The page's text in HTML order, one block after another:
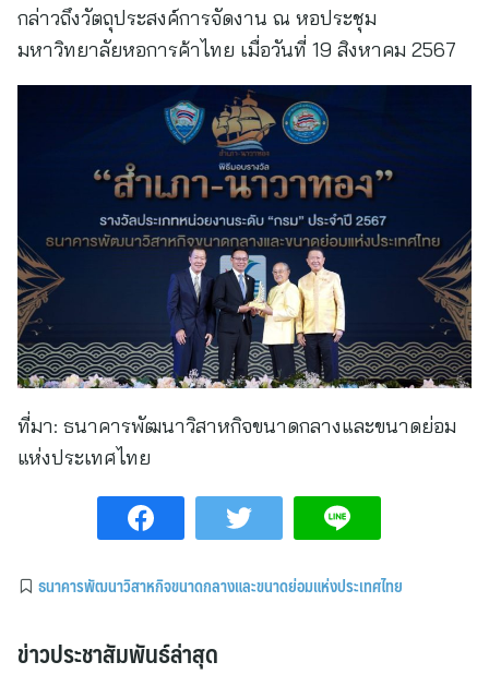
กล่าวถึงวัตถุประสงค์การจัดงาน ณ หอประชุม
มหาวิทยาลัยหอการค้าไทย เมื่อวันที่ 19 สิงหาคม 2567
ที่มา: ธนาคารพัฒนาวิสาหกิจขนาดกลางและขนาดย่อม
แห่งประเทศไทย
ธนาคารพัฒนาวิสาหกิจขนาดกลางและขนาดย่อมแห่งประเทศไทย
ข่าวประชาสัมพันธ์ล่าสุด